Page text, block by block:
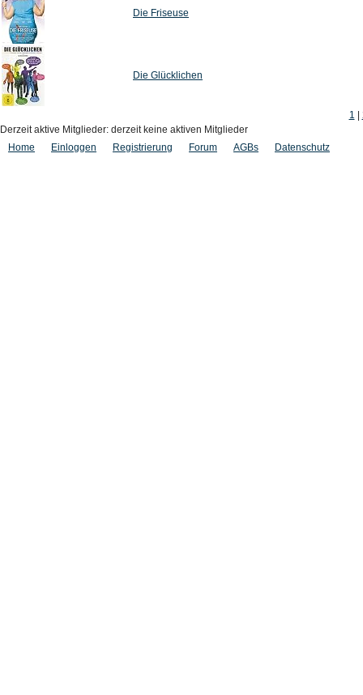
Die Friseuse
Die Glücklichen
1
Derzeit aktive Mitglieder: derzeit keine aktiven Mitglieder
Home
Einloggen Registrierung Forum AGBs Datenschutz